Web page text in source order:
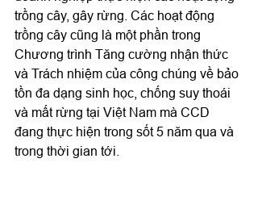
trồng cây, gây rừng. Các hoạt động
trồng cây cũng là một phần trong
Chương trình Tăng cường nhận thức
và Trách nhiệm của công chúng về bảo
tồn đa dạng sinh học, chống suy thoái
và mất rừng tại Việt Nam mà CCD
đang thực hiện trong sốt 5 năm qua và
trong thời gian tới.